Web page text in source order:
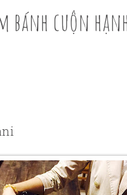
bánh cuộn